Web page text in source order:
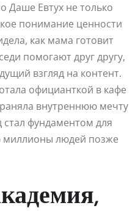
Даше Евтух не только
понимание ценности
как мама готовит
помогают друг другу,
взгляд на контент.
официанткой в кафе
внутреннюю мечту
стал фундаментом для
миллионы людей позже